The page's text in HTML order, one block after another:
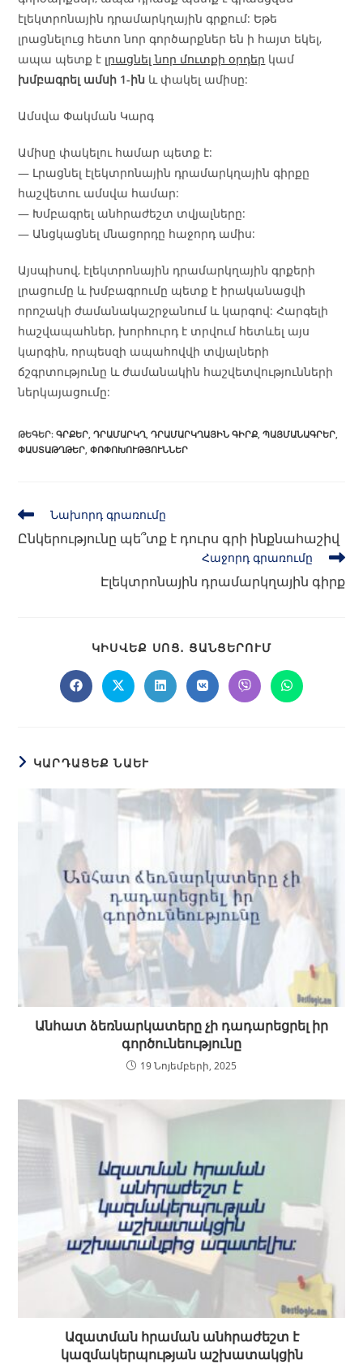
էլեկտրոնային դրամարկղային գրքում: Եթե
լրացնելուց հետո նոր գործարքներ են ի հայտ եկել,
ապա պետք է լրացնել նոր մուտքի օրդեր կամ
խմբագրել ամսի 1-ին և փակել ամիսը:
Ամսվա Փակման Կարգ
Ամիսը փակելու համար պետք է:
— Լրացնել էլեկտրոնային դրամարկղային գիրքը
հաշվետու ամսվա համար:
— Խմբագրել անհրաժեշտ տվյալները:
— Անցկացնել մնացորդը հաջորդ ամիս:
Այսպիսով, էլեկտրոնային դրամարկղային գրքերի
լրացումը և խմբագրումը պետք է իրականացվի
որոշակի ժամանակաշրջանում և կարգով: Հարգելի
հաշվապահներ, խորհուրդ է տրվում հետևել այս
կարգին, որպեսզի ապահովվի տվյալների
ճշգրտությունը և ժամանակին հաշվետվությունների
ներկայացումը:
ԹԵԳԵՐ:ԳՐՔԵՐ, ԴՐԱՄԱՐԿՂ, ԴՐԱՄԱՐԿՂԱՅԻՆ ԳԻՐՔ, ՊԱՅՄԱՆԱԳՐԵՐ,
ՓԱՍՏԱԹՂԹԵՐ, ՓՈՓՈԽՈՒԹՅՈՒՆՆԵՐ
Նախորդ գրառումը
Ընկերությունը պե՞տք է դուրս գրի ինքնահաշիվ
Հաջորդ գրառումը
Էլեկտրոնային դրամարկղային գիրք
ԿԻՍՎԵՔ ՍՈՑ․ ՑԱՆՑԵՐՈՒՄ
ԿԱՐԴԱՑԵՔ ՆԱԵՒ
Անհատ ձեռնարկատերը չի դադարեցրել իր
գործունեությունը
19 Նոյեմբերի, 2025
Ազատման հրաման անհրաժեշտ է
կազմակերպության աշխատակցին